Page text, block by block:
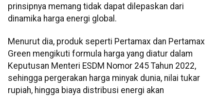
prinsipnya memang tidak dapat dilepaskan dari
dinamika harga energi global.
Menurut dia, produk seperti Pertamax dan Pertamax
Green mengikuti formula harga yang diatur dalam
Keputusan Menteri ESDM Nomor 245 Tahun 2022,
sehingga pergerakan harga minyak dunia, nilai tukar
rupiah, hingga biaya distribusi energi akan